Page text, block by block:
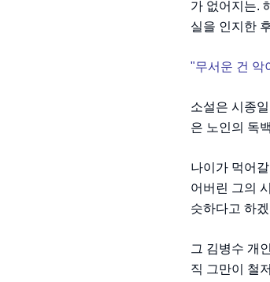
가 없어지는.
실을 인지한
"무서운 건 악
소설은 시종
은 노인의 독
나이가 먹어
어버린 그의
슷하다고 하
그 김병수 개
직 그만이 철